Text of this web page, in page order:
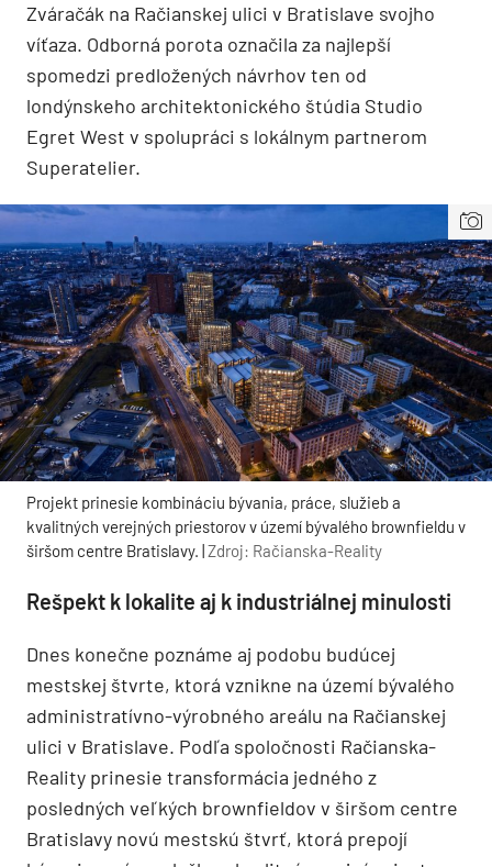
Zváračák na Račianskej ulici v Bratislave svojho
víťaza. Odborná porota označila za najlepší
spomedzi predložených návrhov ten od
londýnskeho architektonického štúdia Studio
Egret West v spolupráci s lokálnym partnerom
Superatelier.
Projekt prinesie kombináciu bývania, práce, služieb a
kvalitných verejných priestorov v území bývalého brownfieldu v
širšom centre Bratislavy. |Zdroj: Račianska-Reality
Rešpekt k lokalite aj k industriálnej minulosti
Dnes konečne poznáme aj podobu budúcej
mestskej štvrte, ktorá vznikne na území bývalého
administratívno-výrobného areálu na Račianskej
ulici v Bratislave. Podľa spoločnosti Račianska-
Reality prinesie transformácia jedného z
posledných veľkých brownfieldov v širšom centre
Bratislavy novú mestskú štvrť, ktorá prepojí